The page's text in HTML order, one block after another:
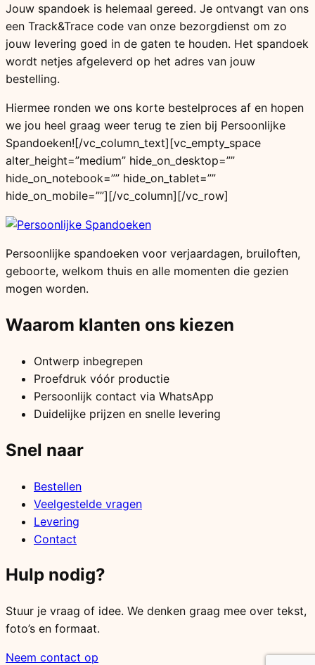
Jouw spandoek is helemaal gereed. Je ontvangt van ons
een Track&Trace code van onze bezorgdienst om zo
jouw levering goed in de gaten te houden. Het spandoek
wordt netjes afgeleverd op het adres van jouw
bestelling.
Hiermee ronden we ons korte bestelproces af en hopen
we jou heel graag weer terug te zien bij Persoonlijke
Spandoeken![/vc_column_text][vc_empty_space
alter_height=”medium” hide_on_desktop=””
hide_on_notebook=”” hide_on_tablet=””
hide_on_mobile=””][/vc_column][/vc_row]
Persoonlijke spandoeken voor verjaardagen, bruiloften,
geboorte, welkom thuis en alle momenten die gezien
mogen worden.
Waarom klanten ons kiezen
Ontwerp inbegrepen
Proefdruk vóór productie
Persoonlijk contact via WhatsApp
Duidelijke prijzen en snelle levering
Snel naar
Bestellen
Veelgestelde vragen
Levering
Contact
Hulp nodig?
Stuur je vraag of idee. We denken graag mee over tekst,
foto’s en formaat.
Neem contact op